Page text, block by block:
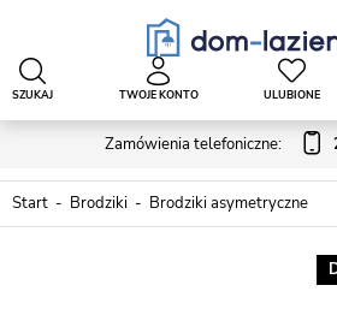
Zamówienia telefoniczne:
SZUKAJ TWOJE KONTO ULUBIONE
Start Brodziki Brodziki asymetryczne